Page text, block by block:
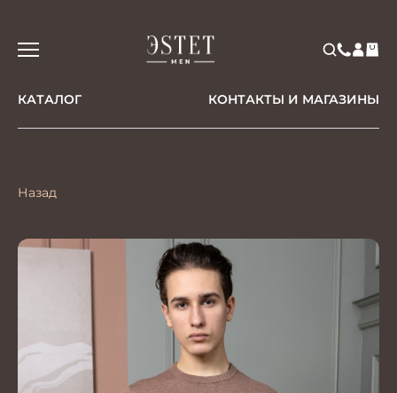
КАТАЛОГ КОНТАКТЫ И МАГАЗИНЫ
Назад